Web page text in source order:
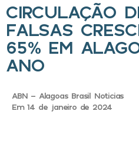
CIRCULAÇÃO
FALSAS
65% EM
ANO
ABN - Alagoas Brasil Noticias
Em 14 de janeiro de 2024